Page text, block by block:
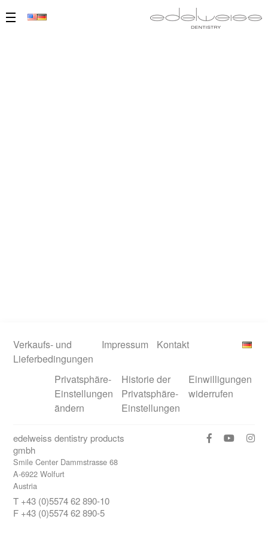
edelweiss dentistry products
gmbh
Smile Center Dammstrasse 68
A-6922 Wolfurt
Austria
T +43 (0)5574 62 890-10
F +43 (0)5574 62 890-5
Verkaufs- und
Lieferbedingungen
Impressum Kontakt
Privatsphäre-
Einstellungen
ändern
Historie der
Privatsphäre-
Einstellungen
Einwilligungen
widerrufen